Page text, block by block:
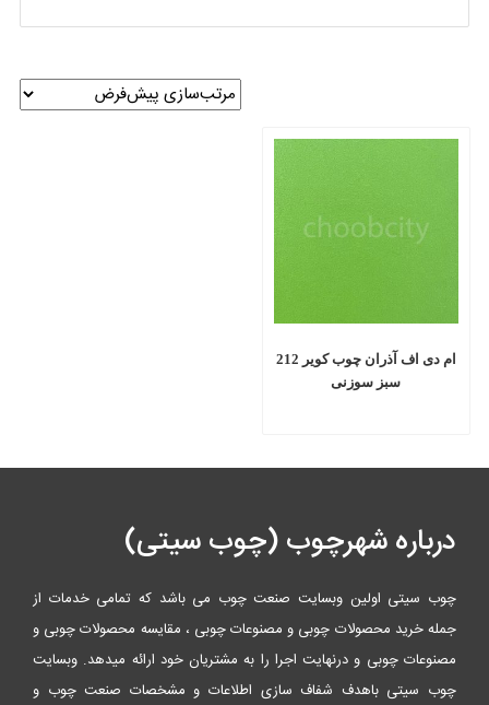
ام دی اف آذران چوب کویر 212
سبز سوزنی
درباره شهرچوب (چوب سیتی)
چوب سیتی اولین وبسایت صنعت چوب می باشد که تمامی خدمات از
جمله خرید محصولات چوبی و مصنوعات چوبی ، مقایسه محصولات چوبی و
مصنوعات چوبی و درنهایت اجرا را به مشتریان خود ارائه میدهد. وبسایت
چوب سیتی باهدف شفاف سازی اطلاعات و مشخصات صنعت چوب و